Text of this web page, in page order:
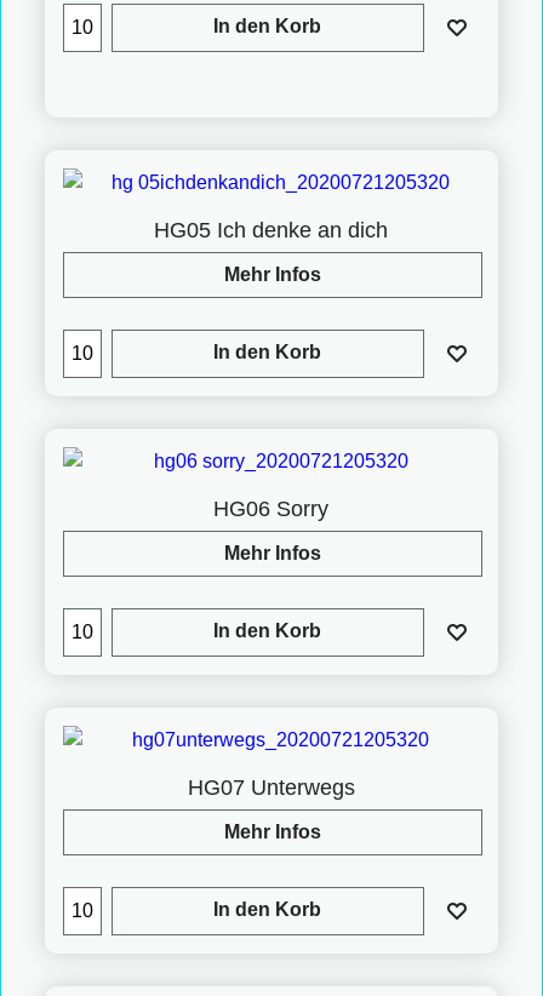
In den Korb
HG05 Ich denke an dich
Mehr Infos
In den Korb
HG06 Sorry
Mehr Infos
In den Korb
HG07 Unterwegs
Mehr Infos
In den Korb